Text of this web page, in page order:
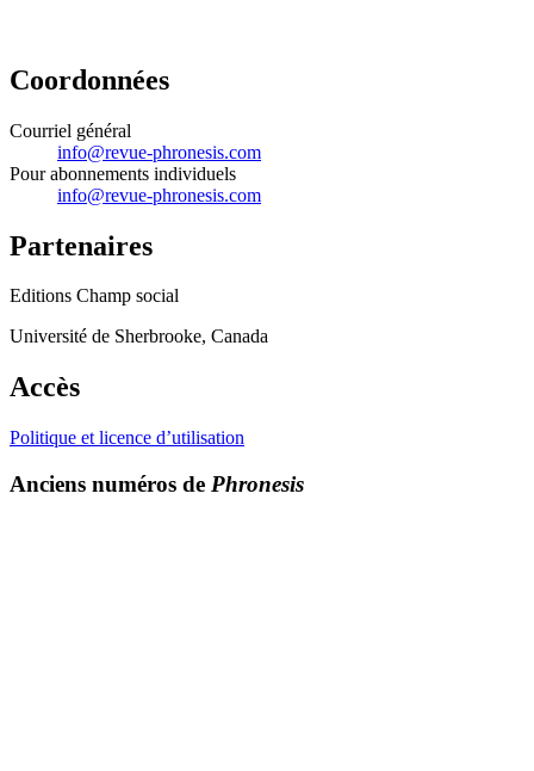
Coordonnées
Courriel général
info@revue-phronesis.com
Pour abonnements individuels
info@revue-phronesis.com
Partenaires
Editions Champ social
Université de Sherbrooke, Canada
Accès
Politique et licence d’utilisation
Anciens numéros de Phronesis